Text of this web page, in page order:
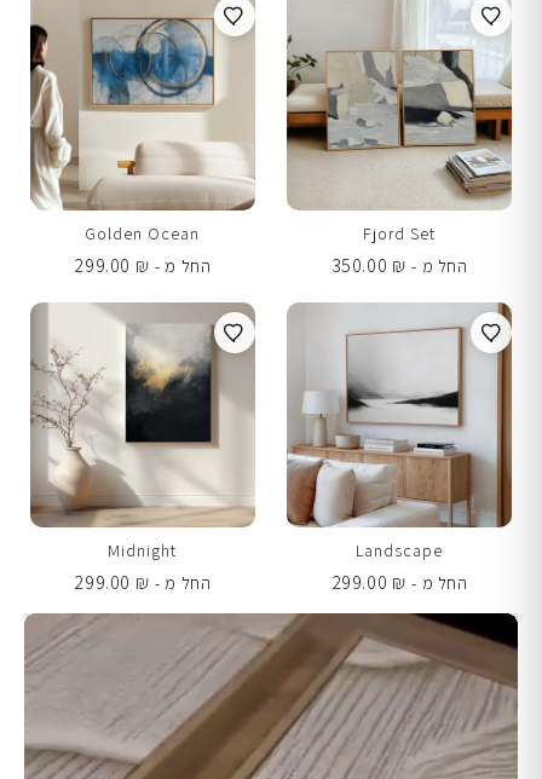
Fjord Set
החל מ -
350.00 ₪
Golden Ocean
החל מ -
299.00 ₪
Landscape
החל מ -
299.00 ₪
Midnight
החל מ -
299.00 ₪